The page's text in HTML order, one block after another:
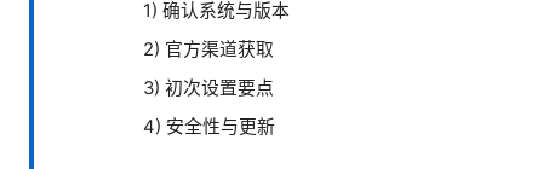
1) 确认系统与版本
2) 官方渠道获取
3) 初次设置要点
4) 安全性与更新